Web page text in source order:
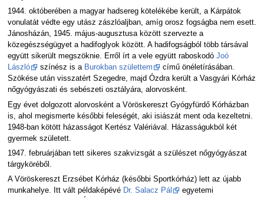
1944. októberében a magyar hadsereg kötelékébe került, a Kárpátok
vonulatát védte egy utász zászlóaljban, amíg orosz fogságba nem esett.
Jánosházán, 1945. május-augusztusa között szervezte a
közegészségügyet a hadifoglyok között. A hadifogságból több társával
együtt sikerült megszöknie. Erről írt a vele együtt raboskodó Joó
László
színész is a Burokban születtem
című önéletírásában.
Szökése után visszatért Szegedre, majd Ózdra került a Vasgyári Kórház
nőgyógyászati és sebészeti osztályára, alorvosként.
Egy évet dolgozott alorvosként a Vöröskereszt Gyógyfürdő Kórházban
is, ahol megismerte későbbi feleségét, aki isiászát ment oda kezeltetni.
1948-ban kötött házasságot Kertész Valériával. Házasságukból két
gyermek született.
1947. februárjában tett sikeres szakvizsgát a szülészet nőgyógyászat
tárgyköréből.
A Vöröskereszt Erzsébet Kórház (későbbi Sportkórház) lett az újabb
munkahelye. Itt vált példaképévé Dr. Salacz Pál
egyetemi